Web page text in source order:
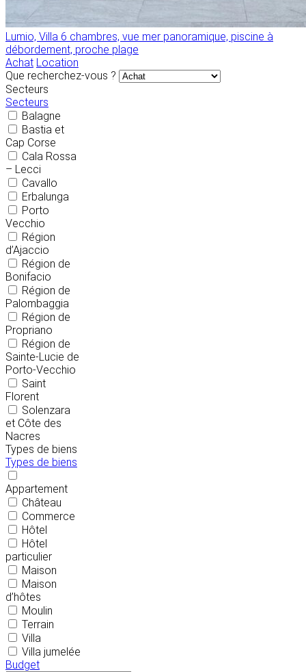
Lumio, Villa 6 chambres, vue mer panoramique, piscine à
débordement, proche plage
Achat Location
Que recherchez-vous ?
Secteurs
Secteurs
Balagne
Bastia et
Cap Corse
Cala Rossa
– Lecci
Cavallo
Erbalunga
Porto
Vecchio
Région
d’Ajaccio
Région de
Bonifacio
Région de
Palombaggia
Région de
Propriano
Région de
Sainte-Lucie de
Porto-Vecchio
Saint
Florent
Solenzara
et Côte des
Nacres
Types de biens
Types de biens
Appartement
Château
Commerce
Hôtel
Hôtel
particulier
Maison
Maison
d’hôtes
Moulin
Terrain
Villa
Villa jumelée
Budget